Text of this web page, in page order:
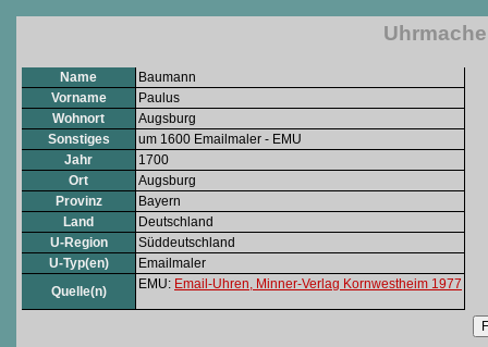
Name
Baumann
Vorname
Paulus
Wohnort
Augsburg
Sonstiges
um 1600 Emailmaler - EMU
Jahr
1700
Ort
Augsburg
Provinz
Bayern
Land
Deutschland
U-Region
Süddeutschland
U-Typ(en)
Emailmaler
Quelle(n)
EMU: Email-Uhren, Minner-Verlag Kornwestheim 1977